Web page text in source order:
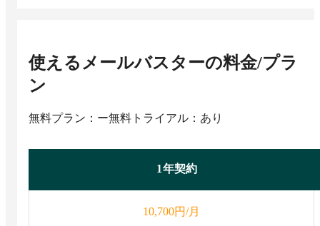
使えるメールバスターの料金/プラ
ン
無料プラン：ー無料トライアル：あり
1年契約
10,700円/月